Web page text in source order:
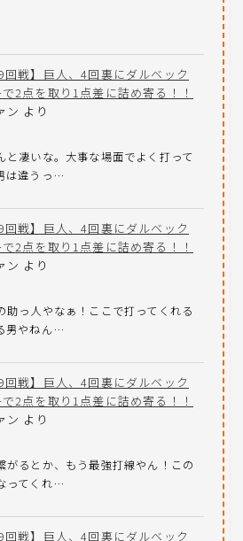
回戦】巨人、4回裏にダルベック
2点を取り1点差に詰め寄る！！
ン より
と凄いな。大事な場面でよく打って
は違うっ…
回戦】巨人、4回裏にダルベック
2点を取り1点差に詰め寄る！！
ン より
助っ人やなぁ！ここで打ってくれる
男やねん…
回戦】巨人、4回裏にダルベック
2点を取り1点差に詰め寄る！！
ン より
がるとか、もう最強打線やん！この
ってくれ…
回戦】巨人、4回裏にダルベック